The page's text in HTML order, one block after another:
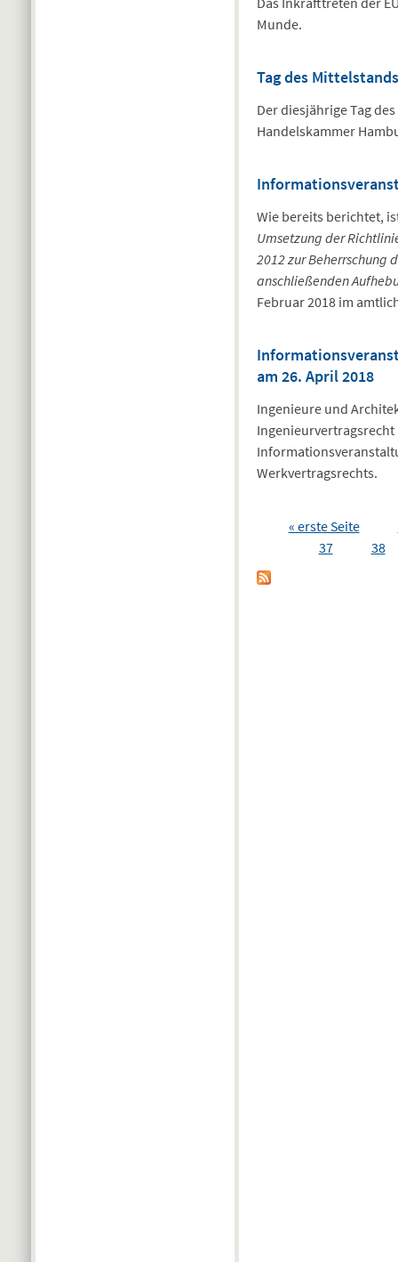
Munde.
Tag des
Der diesjährige Tag
Handelskammer
Wie bereits berichtet,
Umsetzung der
2012 zur Beherrschung
anschließenden
Februar 2018 im
am 26. April 2018
Ingenieure und
Werkvertragsrechts.
Seiten« erste Seite
37
38